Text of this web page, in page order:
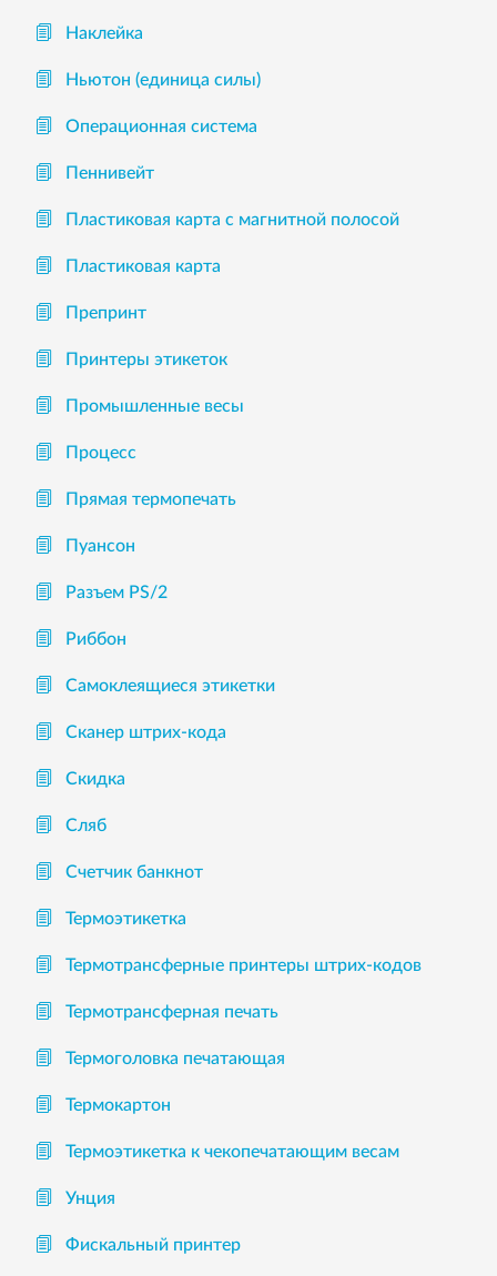
Наклейка
Ньютон (единица силы)
Операционная система
Пеннивейт
Пластиковая карта с магнитной полосой
Пластиковая карта
Препринт
Принтеры этикеток
Промышленные весы
Процесс
Прямая термопечать
Пуансон
Разъем PS/2
Риббон
Самоклеящиеся этикетки
Сканер штрих-кода
Скидка
Сляб
Счетчик банкнот
Термоэтикетка
Термотрансферные принтеры штрих-кодов
Термотрансферная печать
Термоголовка печатающая
Термокартон
Термоэтикетка к чекопечатающим весам
Унция
Фискальный принтер